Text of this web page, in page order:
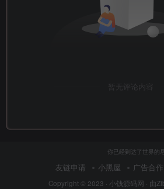
暂无评论内容
你已经到达了世界的
友链申请 小黑屋 广告合作
Copyright © 2023 · 小钱源码网 · 由